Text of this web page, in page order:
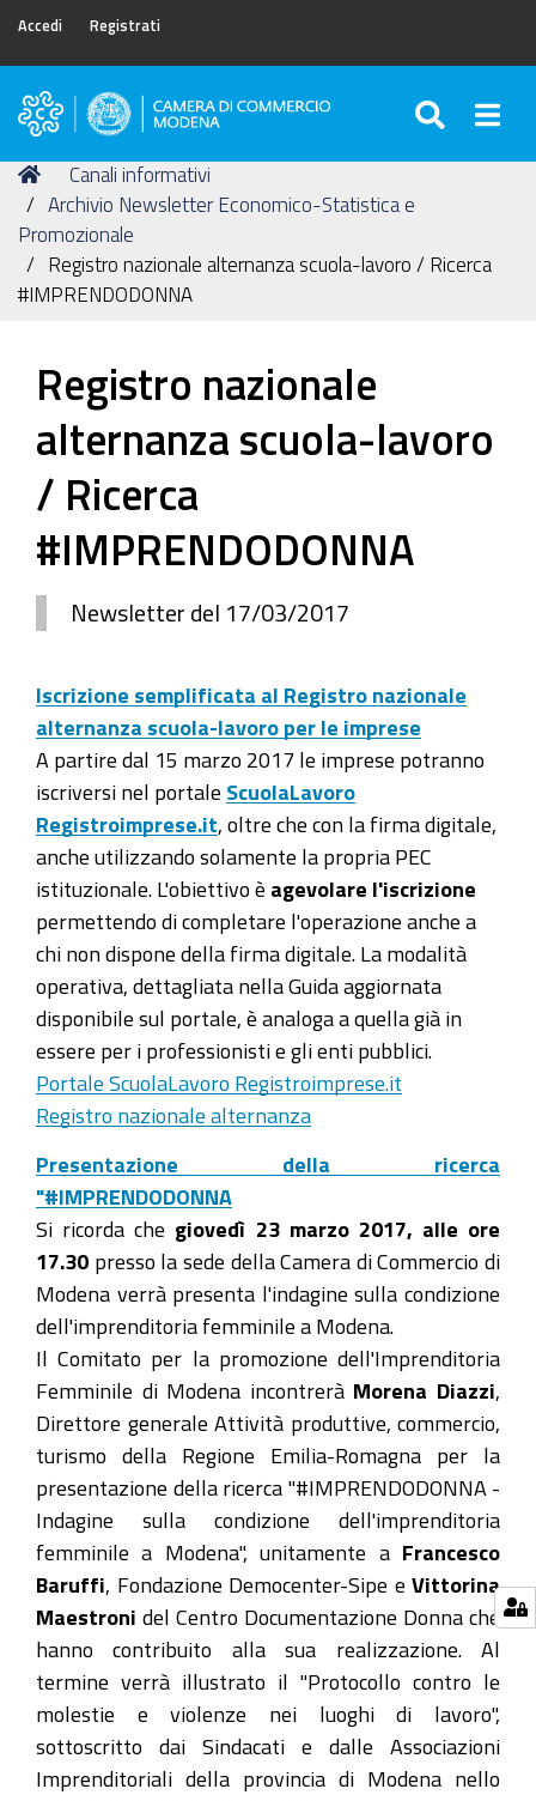
Accedi Registrati
Camera
Commercio
di
Modena
Tu
sei
qui:
Home
Canali informativi
Archivio Newsletter Economico-Statistica e
Promozionale
Registro nazionale alternanza scuola-lavoro / Ricerca
#IMPRENDODONNA
Registro nazionale
alternanza scuola-lavoro
/ Ricerca
#IMPRENDODONNA
Newsletter del 17/03/2017
Iscrizione semplificata al Registro nazionale
alternanza scuola-lavoro per le imprese
A partire dal 15 marzo 2017 le imprese potranno
iscriversi nel portale ScuolaLavoro
Registroimprese.it , oltre che con la firma digitale,
anche utilizzando solamente la propria PEC
istituzionale. L'obiettivo è agevolare l'iscrizione
permettendo di completare l'operazione anche a
chi non dispone della firma digitale. La modalità
operativa, dettagliata nella Guida aggiornata
disponibile sul portale, è analoga a quella già in
essere per i professionisti e gli enti pubblici.
Portale ScuolaLavoro Registroimprese.it
Registro nazionale alternanza
Presentazione della ricerca
"#IMPRENDODONNA
Si ricorda che giovedì 23 marzo 2017, alle ore
17.30 presso la sede della Camera di Commercio di
Modena verrà presenta l'indagine sulla condizione
dell'imprenditoria femminile a Modena.
Il Comitato per la promozione dell'Imprenditoria
Femminile di Modena incontrerà Morena Diazzi
Direttore generale Attività produttive, commercio,
turismo della Regione Emilia-Romagna per la
presentazione della ricerca "#IMPRENDODONNA -
Indagine sulla condizione dell'imprenditoria
femminile a Modena",unitamente a Francesco
Baruffi , Fondazione Democenter-Sipe e Vittorina
Maestroni del Centro Documentazione Donna che
hanno contribuito alla sua realizzazione. Al
termine verrà illustrato il "Protocollo contro le
molestie e violenze nei luoghi di lavoro",
sottoscritto dai Sindacati e dalle Associazioni
Imprenditoriali della provincia di Modena nello